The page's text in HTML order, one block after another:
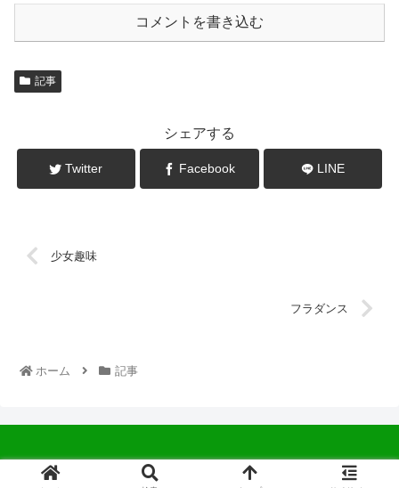
コメントを書き込む
記事
シェアする
Twitter Facebook LINE
少女趣味
フラダンス
ホーム 記事
© 2022 中広会長ブログ.